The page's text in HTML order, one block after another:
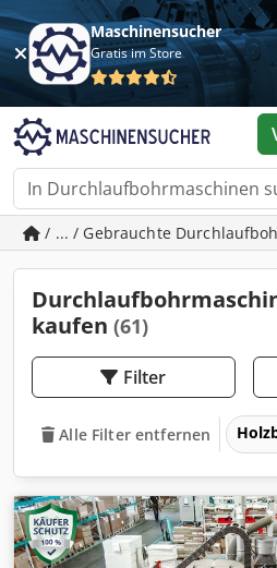
Maschinensucher
Gratis im Store
/ ... / Gebrauchte
kaufen (61)
Filter
Alle Filter entfernen